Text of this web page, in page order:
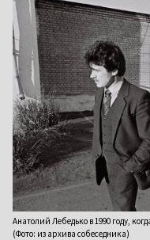
Анатолий Лебедько в 1990 году,
(Фото: из архива собеседника)